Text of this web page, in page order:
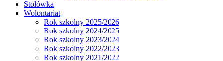
Stołówka
Wolontariat
Rok szkolny 2025/2026
Rok szkolny 2024/2025
Rok szkolny 2023/2024
Rok szkolny 2022/2023
Rok szkolny 2021/2022